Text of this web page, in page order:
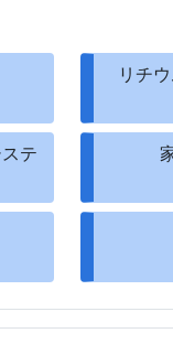
リチ
テ